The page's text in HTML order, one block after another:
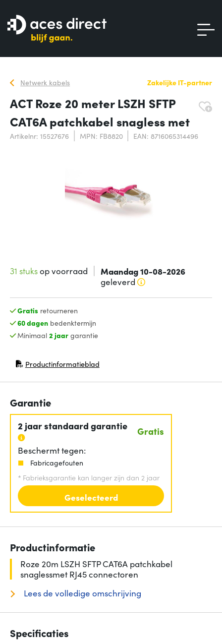
Netwerk kabels Zakelijke IT-partner
ACT Roze 20 meter LSZH SFTP
CAT6A patchkabel snagless met
Artikelnr: 15527676 MPN: FB8820 EAN: 8716065314496
31 stuksop voorraad Maandag 10-08-2026
geleverd
Gratis retourneren
60 dagenbedenktermijn
Minimaal 2 jaargarantie
Productinformatieblad
(opent in nieuw venster)
Garantie
2 jaar standaard garantie Gratis
Beschermt tegen:
Fabricagefouten
* Fabrieksgarantie kan langer zijn dan 2 jaar
Geselecteerd
Productinformatie
Roze 20m LSZH SFTP CAT6A patchkabel
snaglessmet RJ45 connectoren
Lees de volledige omschrijving
Specificaties